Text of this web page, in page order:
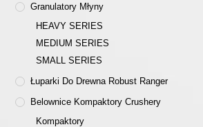
Granulatory Młyny
HEAVY SERIES
MEDIUM SERIES
SMALL SERIES
Łuparki Do Drewna Robust Ranger
Belownice Kompaktory Crushery
Kompaktory